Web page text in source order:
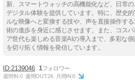
新、スマートウォッチの高機能化など、日常
デジタル体験を提供しています。特に、歴史
ルな映像へと変換する技や、声を直接操作す
術の進歩を身近に感じさせます。また、コス
ア世代も楽しめる音楽AIの導入まで、多彩な
を切り拓く情報を発信しています。
2139046 1
週間IN:0 週間OUT:26 月間IN:0